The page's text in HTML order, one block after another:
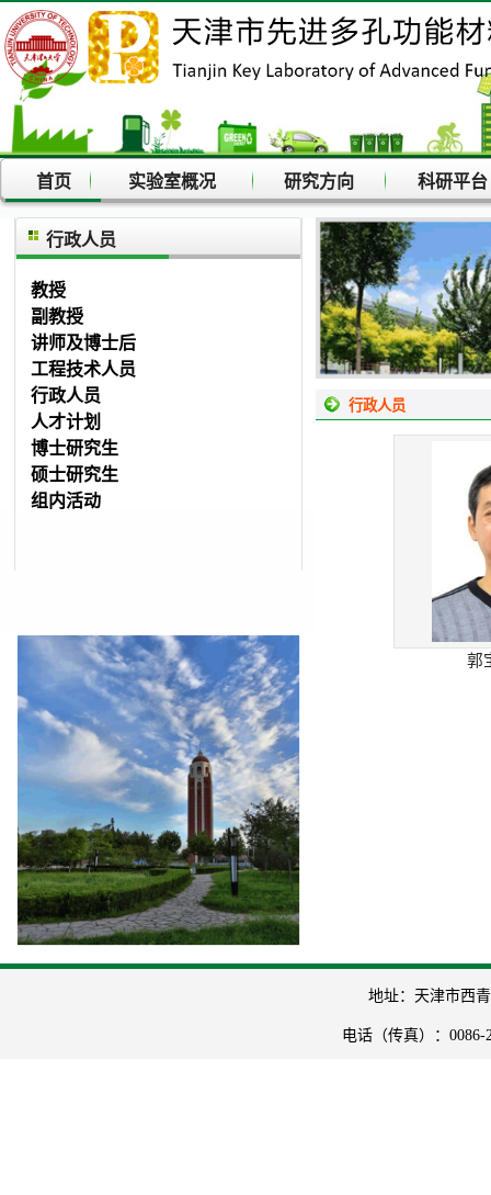
首页 实验室概况 研究方向 科研平台
行政人员
教授
副教授
讲师及博士后
工程技术人员
行政人员
人才计划
博士研究生
硕士研究生
组内活动
行政人员
郭
地址：天津市西
电话（传真）： 0086-